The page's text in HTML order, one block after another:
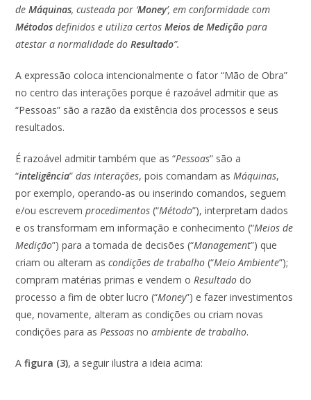
deMáquinas, custeada por ‘Money’, em conformidade com
Métodos definidos e utiliza certosMeios de Medição para
atestar a normalidade doResultado”.
A expressão coloca intencionalmente o fator “Mão de Obra”
no centro das interações porque é razoável admitir que as
“Pessoas” são a razão da existência dos processos e seus
resultados.
É razoável admitir também que as “Pessoas” são a
“inteligência”das interações, pois comandam as Máquinas,
por exemplo, operando-as ou inserindo comandos, seguem
e/ou escrevemprocedimentos (“Método”), interpretam dados
e os transformam em informação e conhecimento (“Meios de
Medição”) para a tomada de decisões (“Management”) que
criam ou alteram ascondições de trabalho (“Meio Ambiente”);
compram matérias primas e vendem o Resultado do
processo a fim de obter lucro(“Money”) e fazer investimentos
que, novamente, alteram as condições ou criam novas
condições para as Pessoas noambiente de trabalho.
Afigura (3), a seguir ilustra a ideia acima: